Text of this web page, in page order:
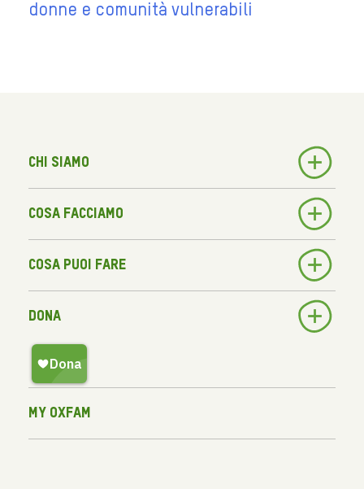
donne e comunità vulnerabili
Chi siamo
Cosa facciamo
Cosa puoi fare
Dona
My Oxfam